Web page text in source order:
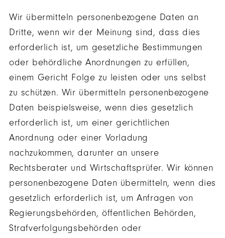
Wir übermitteln personenbezogene Daten an
Dritte, wenn wir der Meinung sind, dass dies
erforderlich ist, um gesetzliche Bestimmungen
oder behördliche Anordnungen zu erfüllen,
einem Gericht Folge zu leisten oder uns selbst
zu schützen. Wir übermitteln personenbezogene
Daten beispielsweise, wenn dies gesetzlich
erforderlich ist, um einer gerichtlichen
Anordnung oder einer Vorladung
nachzukommen, darunter an unsere
Rechtsberater und Wirtschaftsprüfer. Wir können
personenbezogene Daten übermitteln, wenn dies
gesetzlich erforderlich ist, um Anfragen von
Regierungsbehörden, öffentlichen Behörden,
Strafverfolgungsbehörden oder